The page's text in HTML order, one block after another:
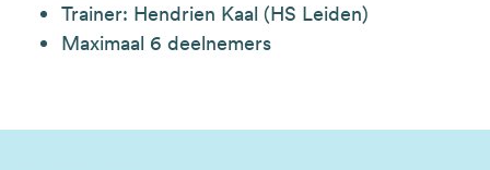
Trainer: Hendrien Kaal (HS Leiden)
Maximaal 6 deelnemers